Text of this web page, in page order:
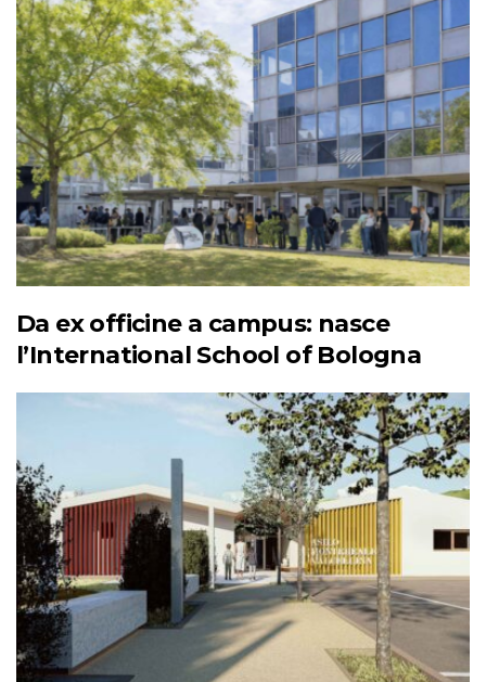
Da ex officine a campus: nasce
l’International School of Bologna